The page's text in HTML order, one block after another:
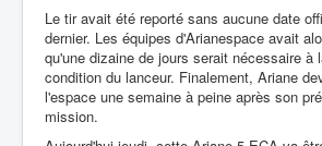
Le tir avait été reporté sans aucune date
dernier. Les équipes d'Arianespace avait
qu'une dizaine de jours serait nécessaire à
condition du lanceur. Finalement, Ariane
l'espace une semaine à peine après son
mission.